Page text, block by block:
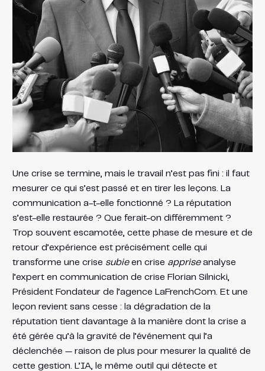
Une crise se termine, mais le travail n’est pas fini : il faut
mesurer ce qui s’est passé et en tirer les leçons. La
communication a-t-elle fonctionné ? La réputation
s’est-elle restaurée ? Que ferait-on différemment ?
Trop souvent escamotée, cette phase de mesure et de
retour d’expérience est précisément celle qui
transforme une crise subieen crise apprise analyse
l’expert en communication de crise Florian Silnicki,
Président Fondateur de l’agence LaFrenchCom. Et une
leçon revient sans cesse : la dégradation de la
réputation tient davantage à la manière dont la crise a
été gérée qu’à la gravité de l’événement qui l’a
déclenchée — raison de plus pour mesurer la qualité de
cette gestion. L’IA, le même outil qui détecte et